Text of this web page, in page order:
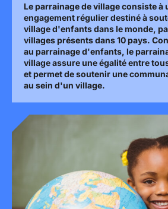
Agissez à nos
Actualités
Rejoignez-nous
Les villages
Le parrainage de village consiste à
engagement régulier destiné à
village d'enfants dans le monde,
villages présents dans 10 pays.
au parrainage d'enfants, le
village assure une égalité entre
et permet de soutenir une
au sein d'un village.